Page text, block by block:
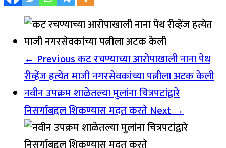
← Previousकट रचण्याच्या आरोपाखाली नाना पेथ
रीव्हेंज हत्येत माजी नगरसेवकांच्या पत्नीला अटक केली
नवीन उपक्रम शाळेतल्या मुलांना चित्रपटांद्वारे
निसर्गाबद्दल शिकण्यास मदत करतेNext →